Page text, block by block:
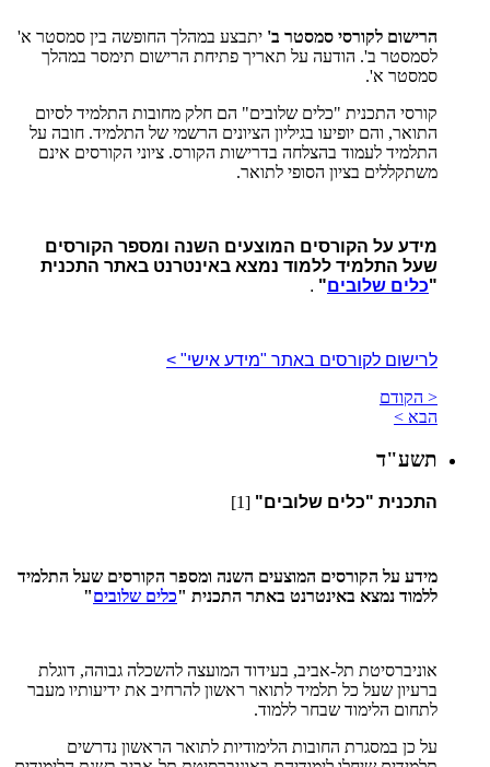
הרישום לקורסי סמסטר ב' יתבצע במהלך החופשה בין סמסטר א'
לסמסטר ב'. הודעה על תאריך פתיחת הרישום תימסר במהלך
סמסטר א'.
קורסי התכנית "כלים שלובים" הם חלק מחובות התלמיד לסיום
התואר, והם יופיעו בגיליון הציונים הרשמי של התלמיד. חובה על
התלמיד לעמוד בהצלחה בדרישות הקורס. ציוני הקורסים אינם
משתקללים בציון הסופי לתואר.
מידע על הקורסים המוצעים השנה ומספר הקורסים
שעל התלמיד ללמוד נמצא באינטרנט באתר התכנית
"כלים שלובים"
.
לרישום לקורסים באתר "מידע אישי" >
< הקודם
הבא >
תשע"ד
התכנית "כלים שלובים" [1]
מידע על הקורסים המוצעים השנה ומספר הקורסים שעל התלמיד
ללמוד נמצא באינטרנט באתר התכנית "כלים שלובים"
אוניברסיטת תל-אביב, בעידוד המועצה להשכלה גבוהה, דוגלת
ברעיון שעל כל תלמיד לתואר ראשון להרחיב את ידיעותיו מעבר
לתחום הלימוד שבחר ללמוד.
על כן במסגרת החובות הלימודיות לתואר הראשון נדרשים